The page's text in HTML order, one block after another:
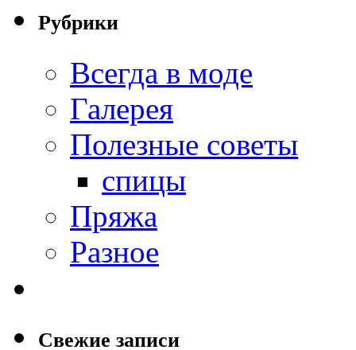
Рубрики
Всегда в моде
Галерея
Полезные советы
спицы
Пряжа
Разное
Свежие записи